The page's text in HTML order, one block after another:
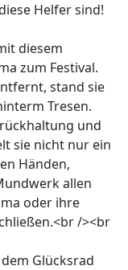
Helfer sind!
diesem
zum Festival.
stand sie
Tresen.
und
sie nicht nur ein
Händen,
allen
oder ihre
/><br
Glücksrad